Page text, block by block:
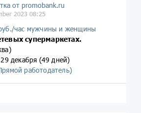
от promobank.ru
2023 08:25
час мужчины и женщины
супермаркетах.
декабря (49 дней)
работодатель)